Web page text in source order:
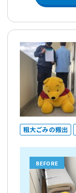
粗大ごみの搬出
BEFORE